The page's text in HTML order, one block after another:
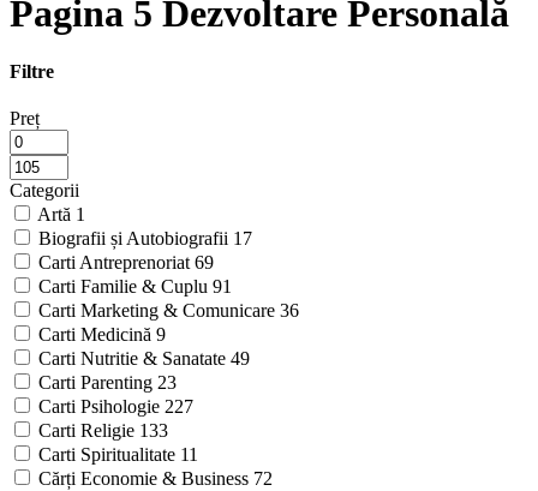
Pagina 5 Dezvoltare Personală
Filtre
Preț
Categorii
Artă 1
Biografii și Autobiografii 17
Carti Antreprenoriat 69
Carti Familie & Cuplu 91
Carti Marketing & Comunicare 36
Carti Medicină 9
Carti Nutritie & Sanatate 49
Carti Parenting 23
Carti Psihologie 227
Carti Religie 133
Carti Spiritualitate 11
Cărți Economie & Business 72